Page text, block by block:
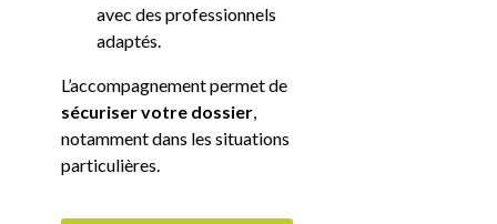
avec des professionnels
adaptés.
L’accompagnement permet de
sécuriser votre dossier,
notamment dans les situations
particulières.